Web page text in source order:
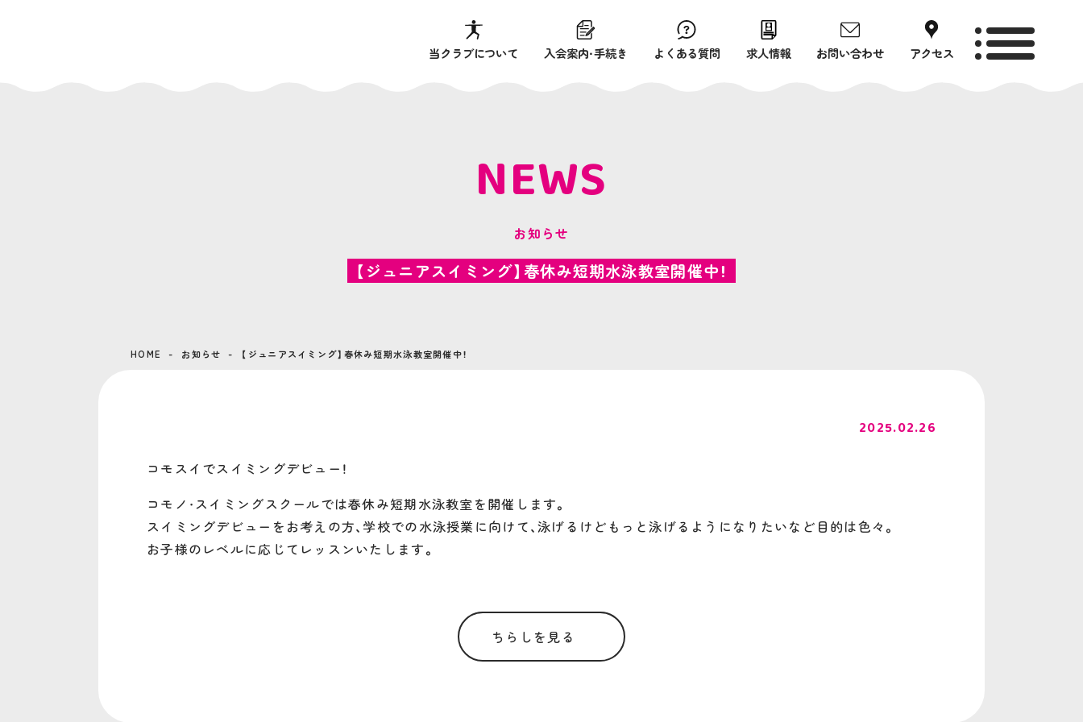
当クラブについて 入会案内・手続き よくある質問 求人情報 お問い合わせ アクセス
toggle
navigation
NEWS
お知らせ
【ジュニアスイミング】春休み短期水泳教室開催中！
HOME お知らせ 【ジュニアスイミング】春休み短期水泳教室開催中！
2025.02.26
コモスイでスイミングデビュー！
コモノ・スイミングスクールでは春休み短期水泳教室を開催します。
スイミングデビューをお考えの方、学校での水泳授業に向けて、泳げるけどもっと泳げるようになりたいなど目的は色々。
お子様のレベルに応じてレッスンいたします。
ちらしを見る